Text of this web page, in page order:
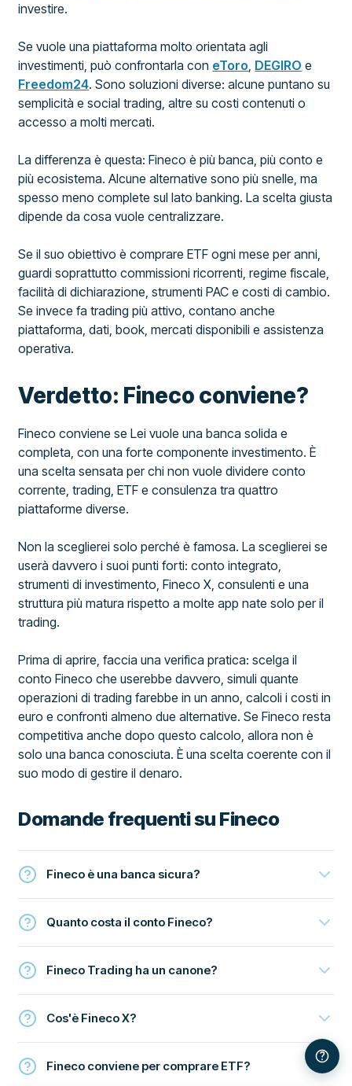
investire.
Se vuole una piattaforma molto orientata agli
investimenti, può confrontarla con eToro, DEGIRO e
Freedom24. Sono soluzioni diverse: alcune puntano su
semplicità e social trading, altre su costi contenuti o
accesso a molti mercati.
La differenza è questa: Fineco è più banca, più conto e
più ecosistema. Alcune alternative sono più snelle, ma
spesso meno complete sul lato banking. La scelta giusta
dipende da cosa vuole centralizzare.
Se il suo obiettivo è comprare ETF ogni mese per anni,
guardi soprattutto commissioni ricorrenti, regime fiscale,
facilità di dichiarazione, strumenti PAC e costi di cambio.
Se invece fa trading più attivo, contano anche
piattaforma, dati, book, mercati disponibili e assistenza
operativa.
Verdetto: Fineco conviene?
Fineco conviene se Lei vuole una banca solida e
completa, con una forte componente investimento. È
una scelta sensata per chi non vuole dividere conto
corrente, trading, ETF e consulenza tra quattro
piattaforme diverse.
Non la sceglierei solo perché è famosa. La sceglierei se
userà davvero i suoi punti forti: conto integrato,
strumenti di investimento, Fineco X, consulenti e una
struttura più matura rispetto a molte app nate solo per il
trading.
Prima di aprire, faccia una verifica pratica: scelga il
conto Fineco che userebbe davvero, simuli quante
operazioni di trading farebbe in un anno, calcoli i costi in
euro e confronti almeno due alternative. Se Fineco resta
competitiva anche dopo questo calcolo, allora non è
solo una banca conosciuta. È una scelta coerente con il
suo modo di gestire il denaro.
Domande frequenti su Fineco
Fineco è una banca sicura?
Quanto costa il conto Fineco?
Fineco Trading ha un canone?
Cos'è Fineco X?
Fineco conviene per comprare ETF?